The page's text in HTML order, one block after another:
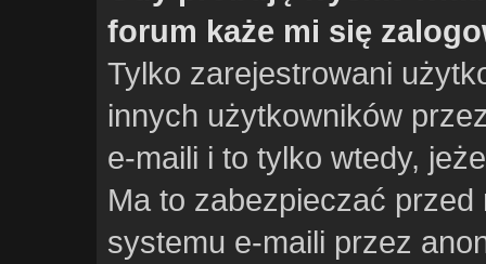
forum każe mi się
Tylko zarejestrowani
innych użytkowników
e-maili i to tylko wtedy,
Ma to zabezpieczać przed
systemu e-maili przez